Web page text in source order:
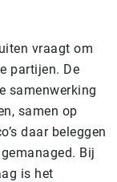
vraagt om
partijen. De
samenwerking
samen op
daar beleggen
Bij
is het